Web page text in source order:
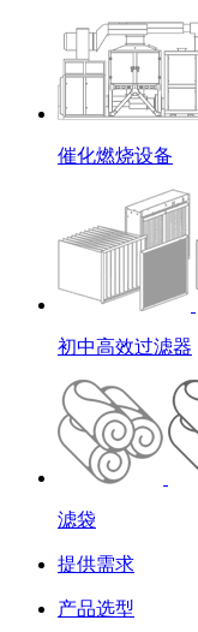
催化燃烧设备
初中高效过滤器
滤袋
提供需求
产品选型